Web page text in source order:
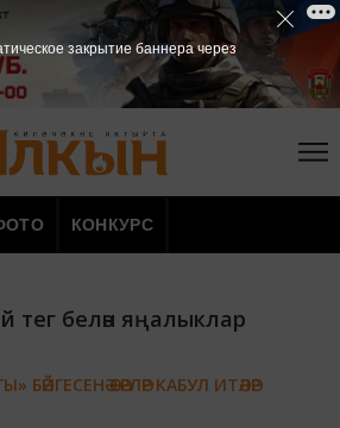
КОНКУРС
тег белән яңалыклар
ӘСӘРЛӘР КАБУЛ ИТӘЛӘР
закрытие баннера через